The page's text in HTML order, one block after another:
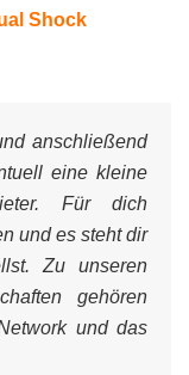
Shock
anschließend
eine kleine
Für dich
und es steht dir
Zu unseren
gehören
und das